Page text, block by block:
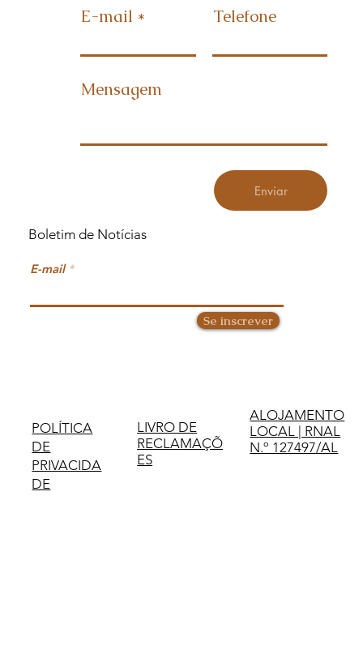
POLÍTICA
DE
PRIVACIDA
DE
LIVRO DE
RECLAMAÇÕ
ES
ALOJAMENTO
LOCAL | RNAL
N.º 127497/AL
E-mail Telefone
Mensagem
Enviar
E-mail
Se inscrever
Boletim de Notícias